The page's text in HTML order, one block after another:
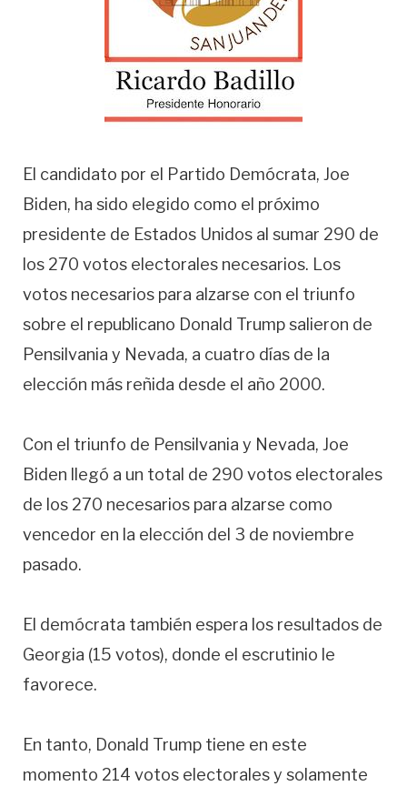
El candidato por el Partido Demócrata, Joe
Biden, ha sido elegido como el próximo
presidente de Estados Unidos al sumar 290 de
los 270 votos electorales necesarios. Los
votos necesarios para alzarse con el triunfo
sobre el republicano Donald Trump salieron de
Pensilvania y Nevada, a cuatro días de la
elección más reñida desde el año 2000.
Con el triunfo de Pensilvania y Nevada, Joe
Biden llegó a un total de 290 votos electorales
de los 270 necesarios para alzarse como
vencedor en la elección del 3 de noviembre
pasado.
El demócrata también espera los resultados de
Georgia (15 votos), donde el escrutinio le
favorece.
En tanto, Donald Trump tiene en este
momento 214 votos electorales y solamente